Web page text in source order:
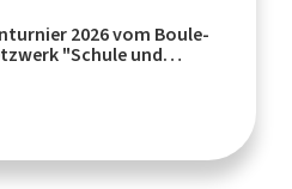
2026 vom Boule-
"Schule und